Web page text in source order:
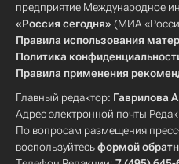
предприятие Международное
«Россия сегодня» (МИА
Правила использования
Политика
Правила применения
Главный редактор: Гаврилова
Адрес электронной почты
По вопросам размещения
воспользуйтесьформой